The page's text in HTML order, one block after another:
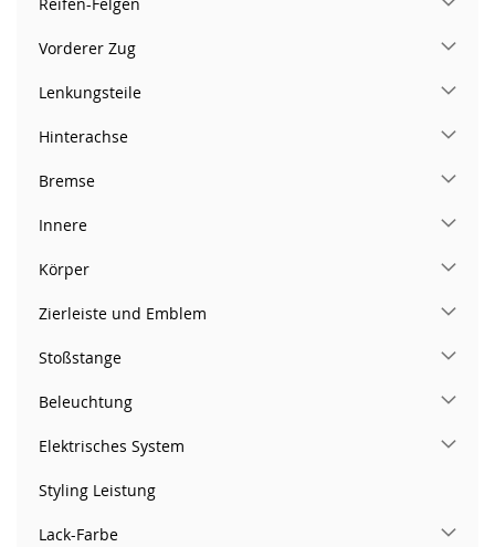
Vorderer Zug
Lenkungsteile
Hinterachse
Bremse
Innere
Körper
Zierleiste und Emblem
Stoßstange
Beleuchtung
Elektrisches System
Styling Leistung
Lack-Farbe